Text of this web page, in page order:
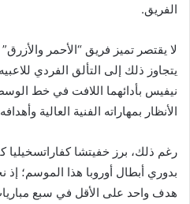
الفريق.
لا يقتصر تميز فريق “الأحمر
يتجاوز ذلك إلى التألق الفردي
نيفيس بأدائهما اللافت في خط
الأنظار بمهاراته الفنية العالية
رغم ذلك، برز خفيتشا
بدوري أبطال أوروبا هذا الموسم؛
هدف واحد على الأقل في سبع